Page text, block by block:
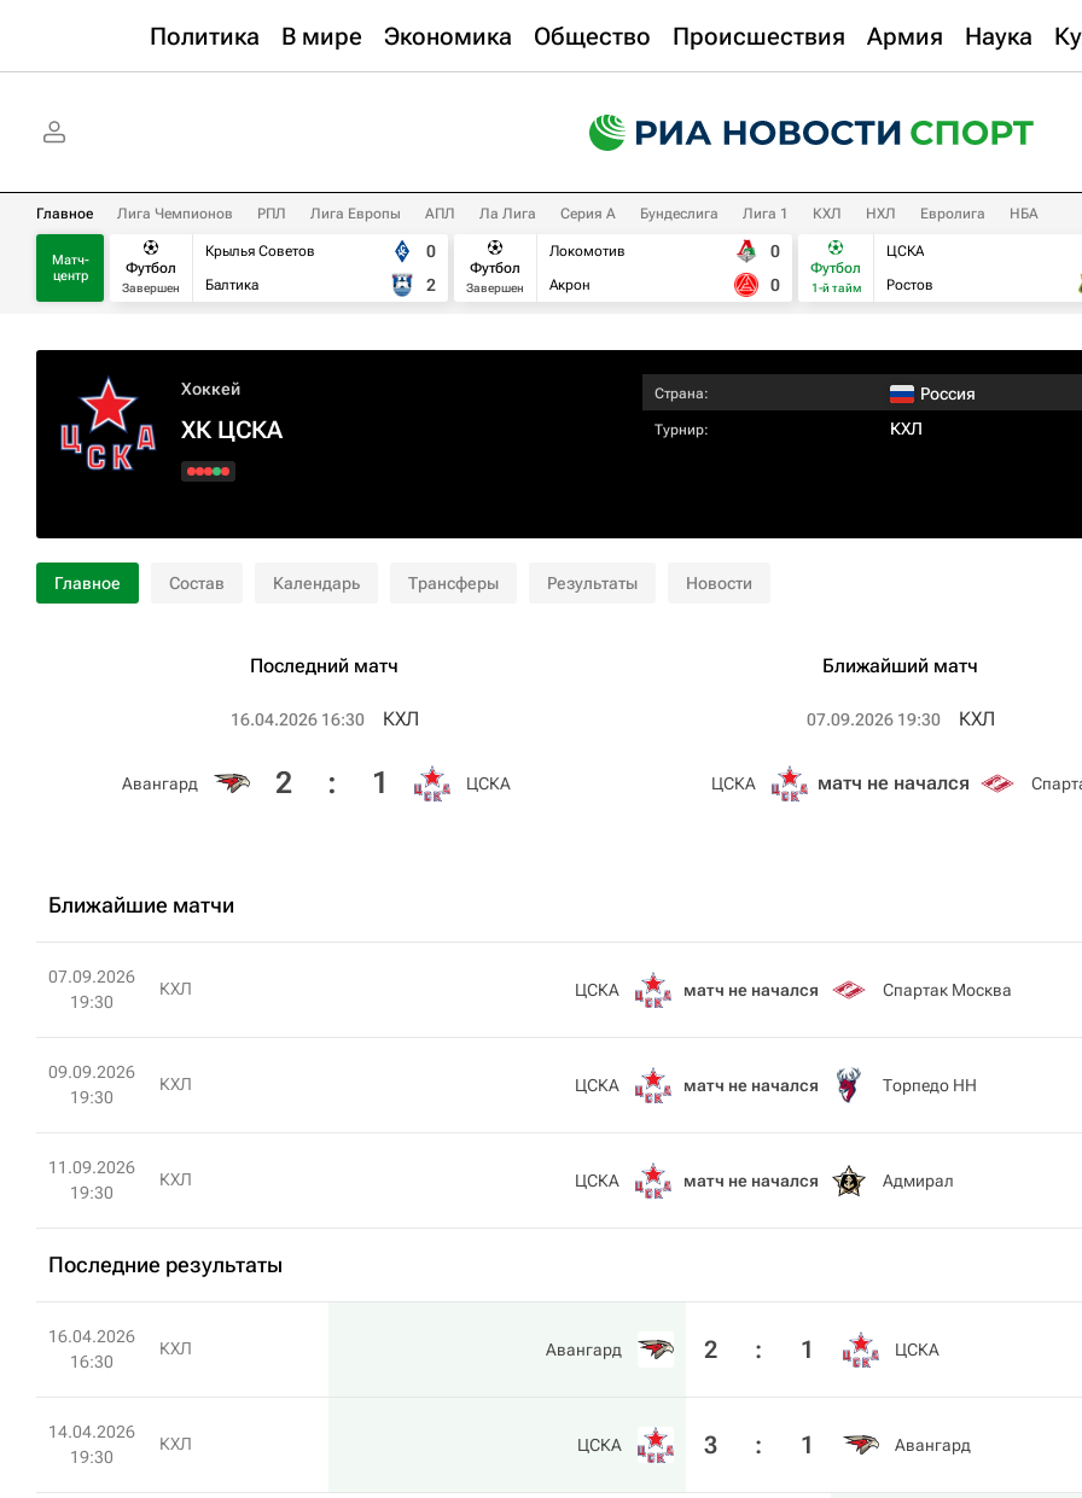
Политика В мире Экономика Общество Происшествия Армия Наука
Главное Лига Чемпионов РПЛ Лига Европы АПЛ Ла Лига Серия А Бундеслига Лига 1 КХЛ НХЛ Евролига НБА
Матч-
центр
Футбол
Завершен
Крылья Советов
Балтика
0
2
Футбол
Завершен
Локомотив
Акрон
0
0
Футбол
1-й тайм
ЦСКА
Ростов
Хоккей
ХК ЦСКА
Страна: Россия
Турнир: КХЛ
Главное Состав Календарь Трансферы Результаты Новости
Последний матч
16.04.2026 16:30 КХЛ
Авангард 2 : 1 ЦСКА
Ближайший матч
07.09.2026 19:30 КХЛ
ЦСКА матч не начался
Ближайшие матчи
07.09.2026
19:30
КХЛ ЦСКА матч не начался Спартак Москва
09.09.2026
19:30
КХЛ ЦСКА матч не начался Торпедо НН
11.09.2026
19:30
КХЛ ЦСКА матч не начался Адмирал
Последние результаты
16.04.2026
16:30
КХЛ Авангард 2 : 1 ЦСКА
14.04.2026
19:30
КХЛ ЦСКА 3 : 1 Авангард